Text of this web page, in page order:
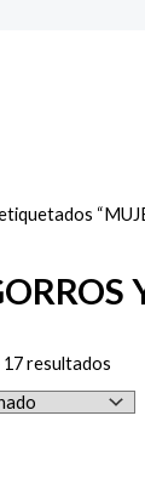
resultados